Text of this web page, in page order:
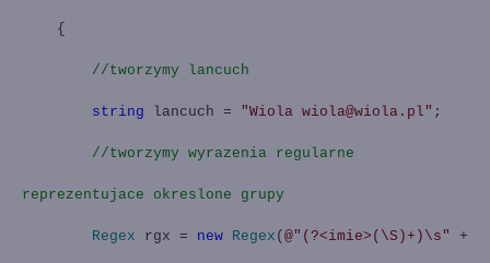
{
//tworzymy lancuch
string lancuch = "Wiola wiola@wiola.pl" ;
//tworzymy wyrazenia regularne
reprezentujace okreslone grupy
Regex rgx = new Regex ( @"(?<imie>(\S)+)\s" +